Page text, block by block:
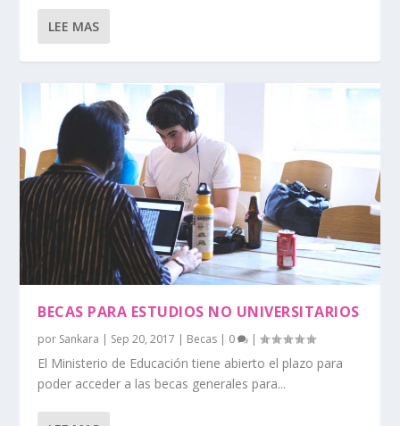
LEE MAS
BECAS PARA ESTUDIOS NO UNIVERSITARIOS
por Sankara | Sep 20, 2017 | Becas | 0 |
El Ministerio de Educación tiene abierto el plazo para
poder acceder a las becas generales para...